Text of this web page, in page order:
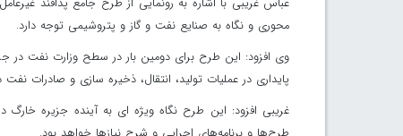
عباس غریبی با اشاره به رونمایی از طرح جامع پدافند
محوری و نگاه به صنایع نفت و گاز و پتروشیمی توجه دارد.
وی افزود: این طرح برای دومین بار در سطح وزارت نفت در
پایداری در عملیات تولید، انتقال، ذخیره سازی و صادرات نفت
غریبی افزود: این طرح نگاه ویژه ای به آینده جزیره